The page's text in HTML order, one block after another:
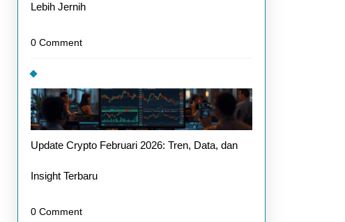
Lebih Jernih
0 Comment
Update Crypto Februari 2026: Tren, Data, dan
Insight Terbaru
0 Comment